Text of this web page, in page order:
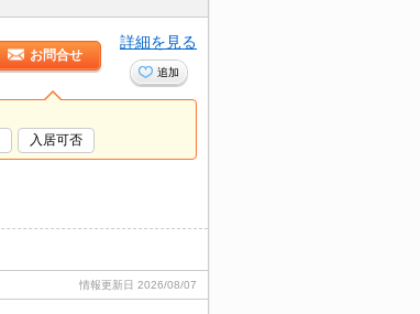
お問合せ
詳細を見る
追加
入居可否
情報更新日 2026/08/07